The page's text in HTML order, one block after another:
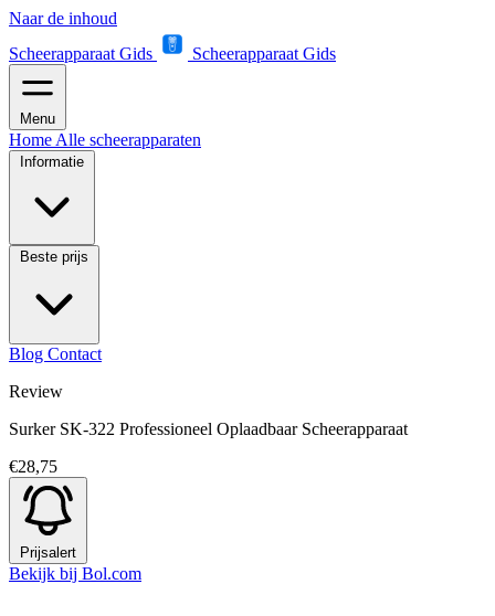
Naar de inhoud
Scheerapparaat Gids
Scheerapparaat Gids
Menu
Home Alle scheerapparaten
Informatie
Beste prijs
Blog Contact
Review
Surker SK-322 Professioneel Oplaadbaar Scheerapparaat
€28,75
Prijsalert
Bekijk bij Bol.com